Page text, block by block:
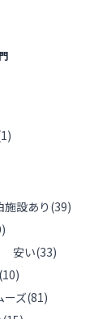
1)
施設あり (39)
)
安い(33)
(10)
ーズ(81)